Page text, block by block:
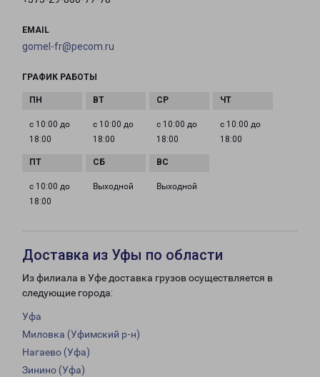
EMAIL
gomel-fr@pecom.ru
ГРАФИК РАБОТЫ
с 10:00 до
18:00
с 10:00 до
18:00
с 10:00 до
18:00
с 10:00 до
18:00
с 10:00 до
18:00
Выходной Выходной
Доставка из Уфы по области
Из филиала в Уфе доставка грузов осуществляется в
следующие города:
Уфа
Миловка (Уфимский р-н)
Нагаево (Уфа)
Зинино (Уфа)